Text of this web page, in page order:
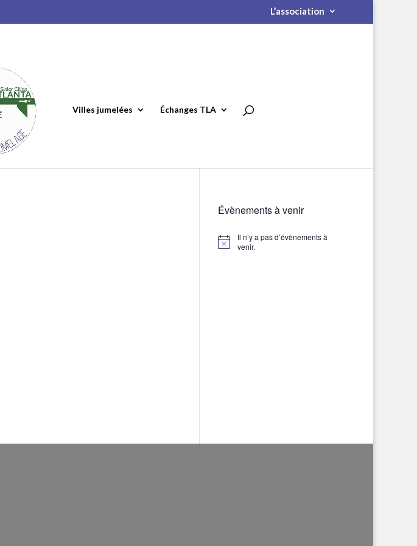
L’association
Villes jumelées Échanges TLA
Évènements à venir
Notice
Il n’y a pas d’évènements à
venir.